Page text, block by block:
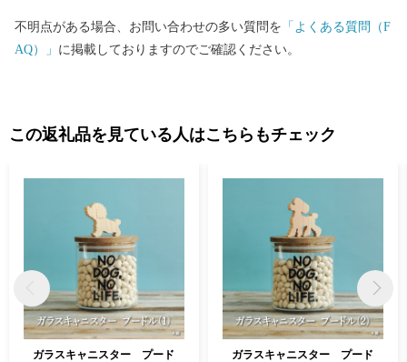
不明点がある場合、お問い合わせの多い質問を 「よくある質問（F
AQ）」 に掲載しておりますのでご確認ください。
この返礼品を見ている人はこちらもチェック
ガラスキャニスター プード
ガラスキャニスター プード